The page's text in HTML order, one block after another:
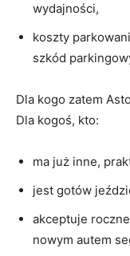
wydajności,
koszty
szkód
Dla kogo zatem
Dla kogoś, kto:
ma już inne,
jest gotów
akceptuje
nowym autem